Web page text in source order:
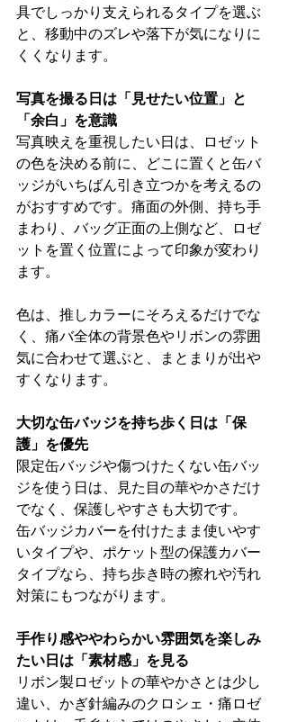
具でしっかり支えられるタイプを選ぶ
と、移動中のズレや落下が気になりに
くくなります。
写真を撮る日は「見せたい位置」と
「余白」を意識
写真映えを重視したい日は、ロゼット
の色を決める前に、どこに置くと缶バ
ッジがいちばん引き立つかを考えるの
がおすすめです。痛面の外側、持ち手
まわり、バッグ正面の上側など、ロゼ
ットを置く位置によって印象が変わり
ます。
色は、推しカラーにそろえるだけでな
く、痛バ全体の背景色やリボンの雰囲
気に合わせて選ぶと、まとまりが出や
すくなります。
大切な缶バッジを持ち歩く日は「保
護」を優先
限定缶バッジや傷つけたくない缶バッ
ジを使う日は、見た目の華やかさだけ
でなく、保護しやすさも大切です。
缶バッジカバーを付けたまま使いやす
いタイプや、ポケット型の保護カバー
タイプなら、持ち歩き時の擦れや汚れ
対策にもつながります。
手作り感ややわらかい雰囲気を楽しみ
たい日は「素材感」を見る
リボン製ロゼットの華やかさとは少し
違い、かぎ針編みのクロシェ・痛ロゼ